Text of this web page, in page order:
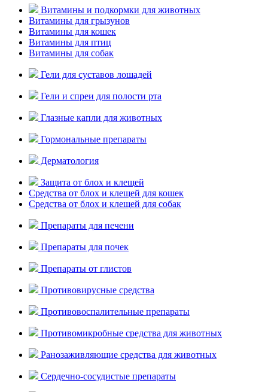
Витамины и подкормки для животных
Витамины для грызунов
Витамины для кошек
Витамины для птиц
Витамины для собак
Гели для суставов лошадей
Гели и спреи для полости рта
Глазные капли для животных
Гормональные препараты
Дерматология
Защита от блох и клещей
Средства от блох и клещей для кошек
Средства от блох и клещей для собак
Препараты для печени
Препараты для почек
Препараты от глистов
Противовирусные средства
Противовоспалительные препараты
Противомикробные средства для животных
Ранозаживляющие средства для животных
Сердечно-сосудистые препараты